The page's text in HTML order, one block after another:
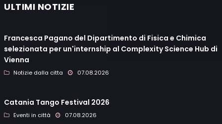
ULTIMI NOTIZIE
Francesca Pagano del Dipartimento di Fisica e Chimica
selezionata per un'internship al Complexity Science Hub di
Vienna
Notizie dalla citta 07.08.2026
Catania Tango Festival 2026
Eventi in città 07.08.2026